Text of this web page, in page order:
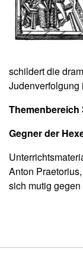
schildert die
Judenverfolgung
Themenbereich
Gegner der
Anton
sich mutig